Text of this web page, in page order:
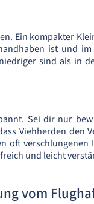
Ein kompakter
ist und
sind als in
Sei dir nur
Viehherden den
oft verschlungenen
und leicht
vom